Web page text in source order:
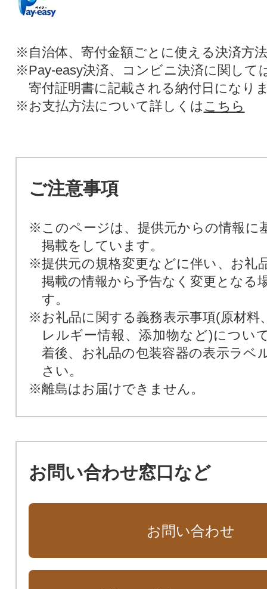
※自治体、寄付金額ごとに使える決済方
※Pay-easy決済、コンビニ決済に関して
寄付証明書に記載される納付日になり
※お支払方法について詳しくは こちら
ご注意事項
※このページは、提供元からの情報に
掲載をしています。
※提供元の規格変更などに伴い、お礼
掲載の情報から予告なく変更となる
す。
※お礼品に関する義務表示事項(原材料
レルギー情報、添加物など)につい
着後、お礼品の包装容器の表示ラベ
さい。
※離島はお届けできません。
お問い合わせ窓口など
お問い合わせ